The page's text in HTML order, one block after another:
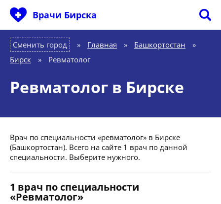
Врачи Бирска
Сменить город Главная » Башкортостан
»
Бирск
» Ревматолог
Ревматолог в Бирске
Врач по специальности «ревматолог» в Бирске
(Башкортостан). Всего на сайте 1 врач по данной
специальности. Выберите нужного.
1 врач по специальности
«Ревматолог»